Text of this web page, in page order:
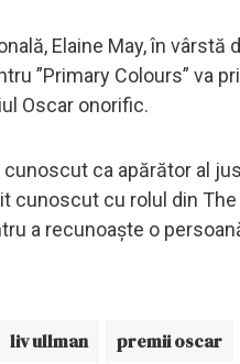
Elaine May, în
”Primary Colours” va
Oscar onorific.
cunoscut ca apărător al
cunoscut cu rolul din
a recunoaște o
liv ullman premii oscar